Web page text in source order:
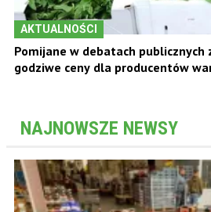
AKTUALNOŚCI
Pomijane w debatach publicznych
godziwe ceny dla producentów
NAJNOWSZE NEWSY